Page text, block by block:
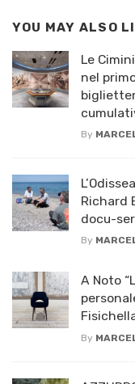
YOU MAY ALSO
Le
nel
By
Richard
docu-
By
A Noto
By